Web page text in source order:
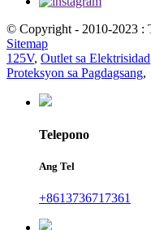
© Copyright - 2010-2023 :
Sitemap
125V, Outlet sa Elektrisidad
Proteksyon sa Pagdagsang,
Telepono
Ang Tel
+8613736717361